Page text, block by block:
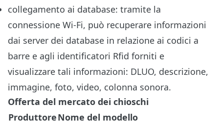
collegamento ai database: tramite la
connessione Wi-Fi, può recuperare informazioni
dai server dei database in relazione ai codici a
barre e agli identificatori Rfid forniti e
visualizzare tali informazioni: DLUO, descrizione,
immagine, foto, video, colonna sonora.
Offerta del mercato dei chioschi
ProduttoreNome del modello